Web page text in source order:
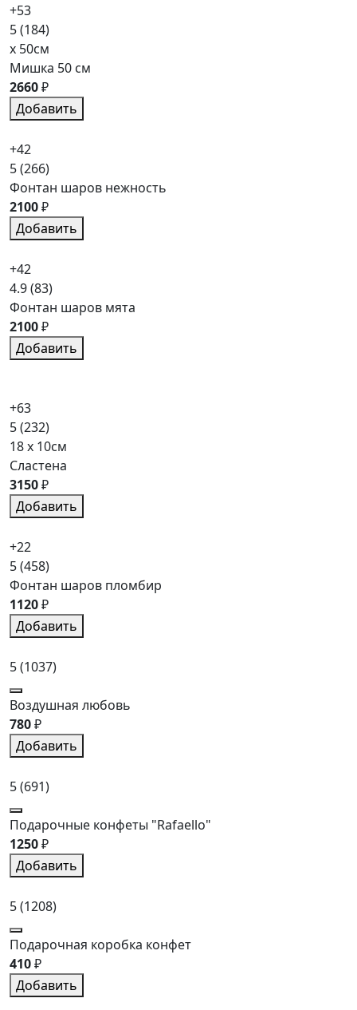
+53
5(184)
x 50см
Мишка 50 см
2660₽
Добавить
+42
5(266)
Фонтан шаров нежность
2100₽
Добавить
+42
4.9(83)
Фонтан шаров мята
2100₽
Добавить
+63
5(232)
18 x 10см
Сластена
3150₽
Добавить
+22
5(458)
Фонтан шаров пломбир
1120₽
Добавить
5(1037)
Воздушная любовь
780₽
Добавить
5(691)
Подарочные конфеты "Rafaello"
1250₽
Добавить
5(1208)
Подарочная коробка конфет
410₽
Добавить